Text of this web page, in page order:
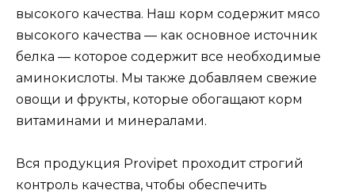
высокого качества. Наш корм содержит мясо
высокого качества — как основное источник
белка — которое содержит все необходимые
аминокислоты. Мы также добавляем свежие
овощи и фрукты, которые обогащают корм
витаминами и минералами.
Вся продукция Provipet проходит строгий
контроль качества, чтобы обеспечить